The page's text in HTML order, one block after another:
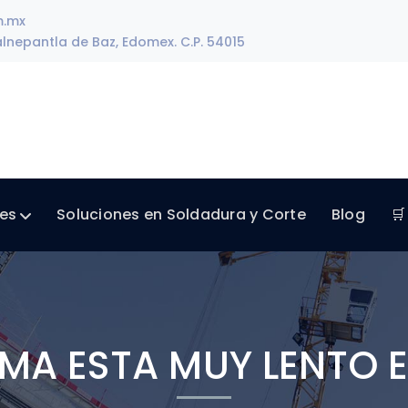
de Baz, Edomex. C.P. 54015
Soluciones en Soldadura y Corte Blog
ESTA MUY LENTO